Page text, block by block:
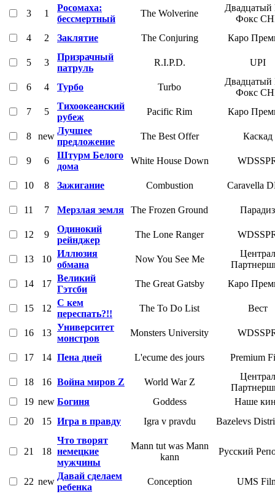
3
1
Росомаха:
бессмертный
The Wolverine
Двадцатый
Фокс
4
2 Заклятие The Conjuring Каро
5 3
Призрачный
патруль
R.I.P.D. UPI
6 4 Турбо Turbo
Двадцатый
Фокс
7
5
Тихоокеанский
рубеж
Pacific Rim Каро
8 new
Лучшее
предложение
The Best Offer Каскад
9 6
Штурм Белого
дома
White House Down
10 8 Зажигание Combustion Caravella
11 7 Мерзлая земля The Frozen Ground Парадиз
12 9
Одинокий
рейнджер
The Lone Ranger
13 10
Иллюзия
обмана
Now You See Me
Централ
14
17
Великий
Гэтсби
The Great Gatsby Каро
15 12
С кем
переспать?!!
The To Do List Вест
16 13
Университет
монстров
Monsters University
17 14 Пена дней L'ecume des jours Premium
18 16 Война миров Z World War Z
Централ
19 new Богиня Goddess
Наше
20
15 Игра в правду Igra v pravdu Bazelevs
21 18
Что творят
немецкие
мужчины
Mann tut was Mann
kann
Русский
22 new
Давай сделаем
ребенка
Conception UMS